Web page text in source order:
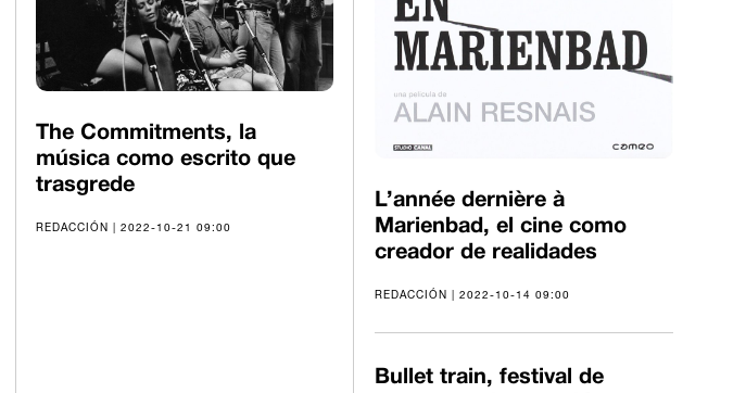
The Commitments, la
música como escrito que
trasgrede
REDACCIÓN | 2022-10-21 09:00
L’année dernière à
Marienbad, el cine como
creador de realidades
REDACCIÓN | 2022-10-14 09:00
Bullet train, festival de